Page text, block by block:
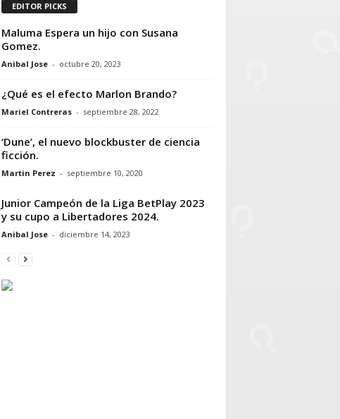
EDITOR PICKS
Maluma Espera un hijo con Susana
Gomez.
Anibal Jose - octubre 20, 2023
¿Qué es el efecto Marlon Brando?
Mariel Contreras - septiembre 28, 2022
‘Dune’, el nuevo blockbuster de ciencia
ficción.
Martin Perez - septiembre 10, 2020
Junior Campeón de la Liga BetPlay 2023
y su cupo a Libertadores 2024.
Anibal Jose - diciembre 14, 2023